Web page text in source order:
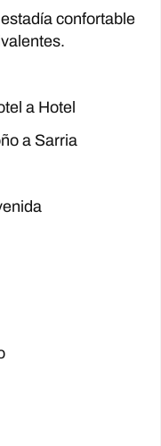
confortable
a Hotel
a Sarria